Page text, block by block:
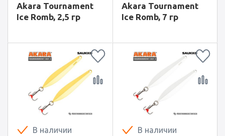
Akara Tournament
Ice Romb, 2,5 гр
Akara Tournament
Ice Romb, 7 гр
В наличии В наличии